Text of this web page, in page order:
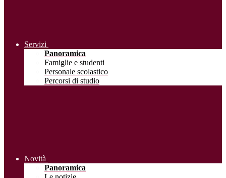
Servizi
Panoramica
Famiglie e studenti
Personale scolastico
Percorsi di studio
Novità
Panoramica